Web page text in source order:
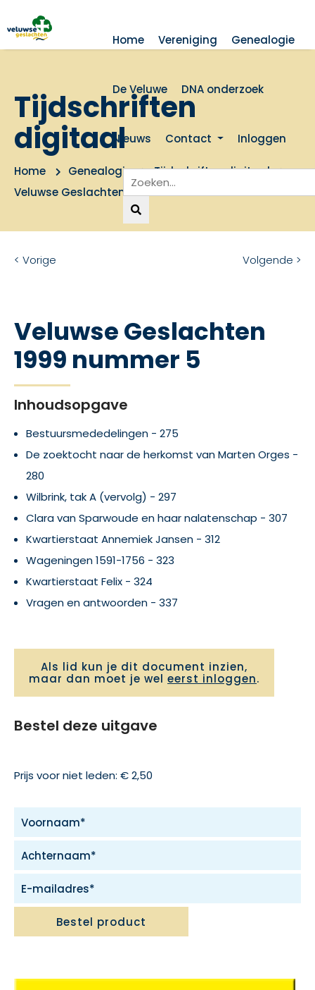
Home Vereniging Genealogie
De Veluwe DNA onderzoek
Nieuws Contact Inloggen
Tijdschriften
digitaal
Home Genealogie
Tijdschriften digitaal
Veluwse Geslachten 1999 nummer 5
< Vorige Volgende >
Veluwse Geslachten
1999 nummer 5
Inhoudsopgave
Bestuursmededelingen - 275
De zoektocht naar de herkomst van Marten Orges -
280
Wilbrink, tak A (vervolg) - 297
Clara van Sparwoude en haar nalatenschap - 307
Kwartierstaat Annemiek Jansen - 312
Wageningen 1591-1756 - 323
Kwartierstaat Felix - 324
Vragen en antwoorden - 337
Als lid kun je dit document inzien,
maar dan moet je wel eerst inloggen.
Bestel deze uitgave
Prijs voor niet leden: € 2,50
Bestel product